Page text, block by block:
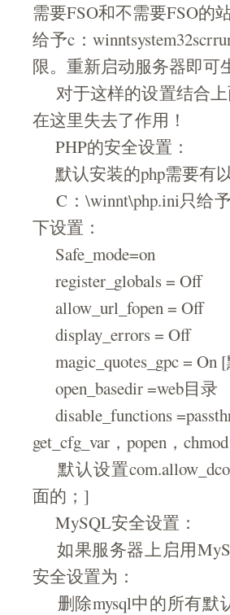
需要FSO和不需要FSO的
给予c：
限。重新启动服务器即可
对于这样的设置结合上
在这里失去了作用！
PHP的安全设置：
默认安装的php需要有
C：\winnt\php.ini只给
下设置：
Safe_mode=on
register_globals = Off
allow_url_fopen = Off
display_errors = Off
magic_quotes_gpc =
open_basedir =web目录
disable_functions
get_cfg_var，popen，chmod
默认设置
面的；]
MySQL安全设置：
如果服务器上启用
安全设置为：
删除mysql中的所有默